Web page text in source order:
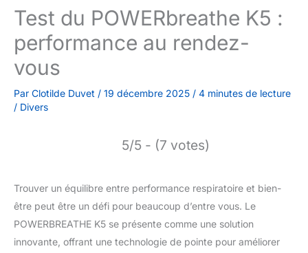
Test du POWERbreathe K5 :
performance au rendez-
vous
Par Clotilde Duvet / 19 décembre 2025 / 4 minutes de lecture
/ Divers
5/5 - (7 votes)
Trouver un équilibre entre performance respiratoire et bien-
être peut être un défi pour beaucoup d’entre vous. Le
POWERBREATHE K5 se présente comme une solution
innovante, offrant une technologie de pointe pour améliorer